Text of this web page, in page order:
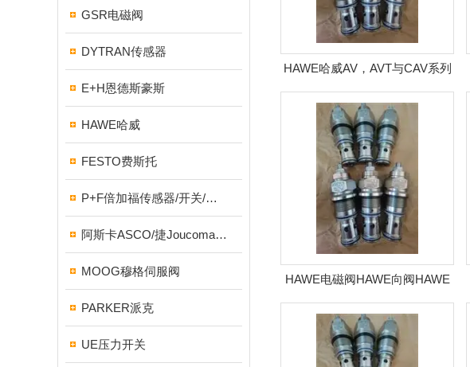
GSR电磁阀
DYTRAN传感器
E+H恩德斯豪斯
HAWE哈威
FESTO费斯托
P+F倍加福传感器/开关/编码器
阿斯卡ASCO/捷Joucomatic/NUMATICS纽曼蒂克
MOOG穆格伺服阀
PARKER派克
UE压力开关
HAWE哈威AV，AVT与CAV系列
可截止节流阀
HAWE电磁阀HAWE向阀HAWE
柱塞泵